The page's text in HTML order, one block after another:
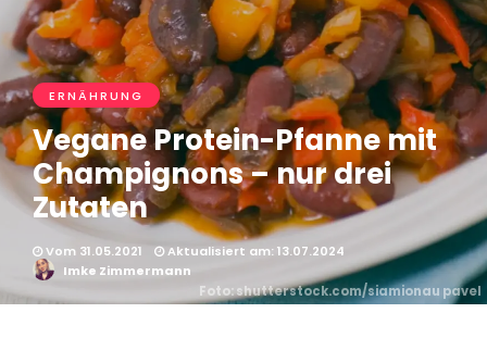
ERNÄHRUNG
Vegane Protein-Pfanne mit
Champignons – nur drei
Zutaten
Vom 31.05.2021
Aktualisiert am: 13.07.2024
Imke Zimmermann
Foto: shutterstock.com/siamionau pavel